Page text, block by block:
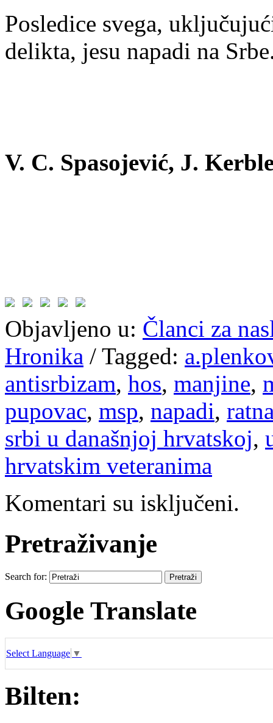
Posledice svega,
delikta, jesu napadi na
V. C. Spasojević, J.
Objavljeno u: Članci za
Hronika / Tagged:
antisrbizam, hos, manjine,
pupovac, msp, napadi,
srbi u današnjoj hrvatskoj,
hrvatskim veteranima
Komentari su isključeni.
Pretraživanje
Search for:
Google Translate
Select Language ▼
Bilten: